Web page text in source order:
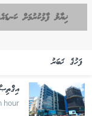
ޚިޔާލު ފާޅުކުރުމަށް
ފަހުގެ ޚަބަރު
hour